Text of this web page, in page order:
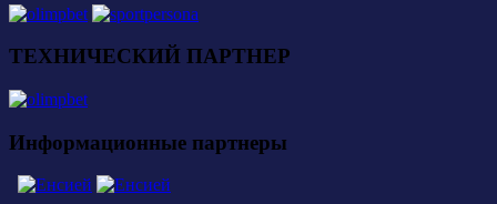
ТЕХНИЧЕСКИЙ ПАРТНЕР
Информационные партнеры